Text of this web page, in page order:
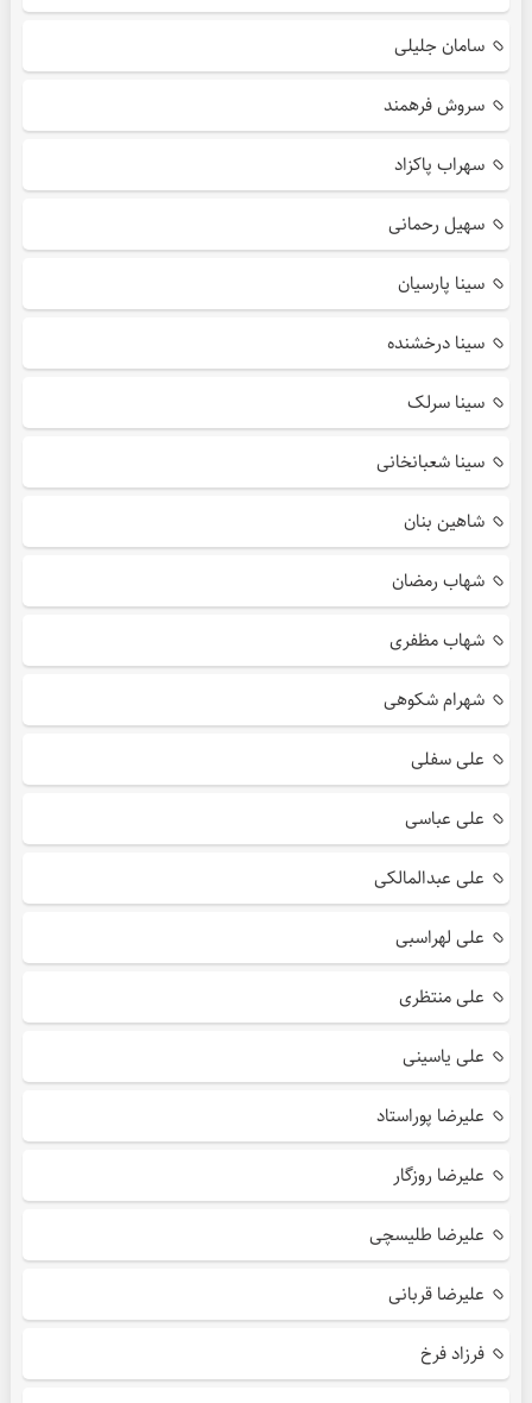
سامان جلیلی
سروش فرهمند
سهراب پاکزاد
سهیل رحمانی
سینا پارسیان
سینا درخشنده
سینا سرلک
سینا شعبانخانی
شاهین بنان
شهاب رمضان
شهاب مظفری
شهرام شکوهی
علی سفلی
علی عباسی
علی عبدالمالکی
علی لهراسبی
علی منتظری
علی یاسینی
علیرضا پوراستاد
علیرضا روزگار
علیرضا طلیسچی
علیرضا قربانی
فرزاد فرخ